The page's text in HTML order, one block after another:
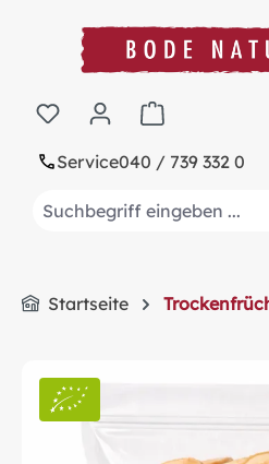
springen
Service040 / 739 332 0
Warenkorb
Startseite
Bildergalerie überspringen